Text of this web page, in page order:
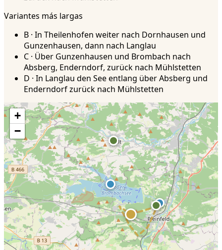
Variantes más largas
B · In Theilenhofen weiter nach Dornhausen und
Gunzenhausen, dann nach Langlau
C · Über Gunzenhausen und Brombach nach
Absberg, Enderndorf, zurück nach Mühlstetten
D · In Langlau den See entlang über Absberg und
Enderndorf zurück nach Mühlstetten
+
−